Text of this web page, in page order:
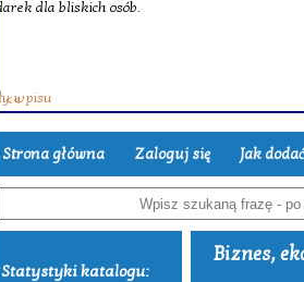
Strona główna Zaloguj się Jak
Statystyki katalogu:
Biznes,